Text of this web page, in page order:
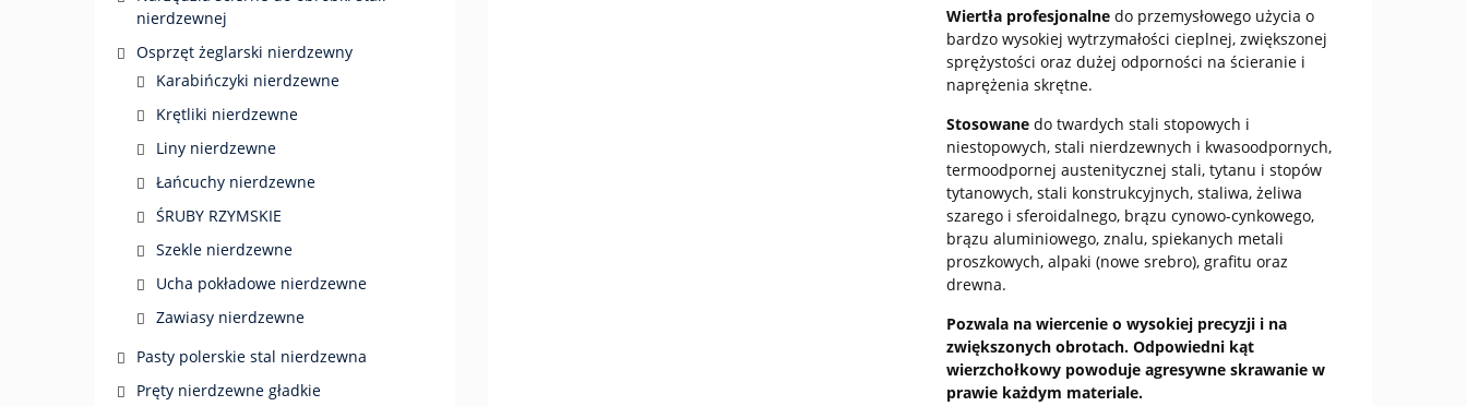
Wiertła profesjonalne do przemysłowego użycia o
bardzo wysokiej wytrzymałości cieplnej, zwiększonej
sprężystości oraz dużej odporności na ścieranie i
naprężenia skrętne.
Stosowane do twardych stali stopowych i
niestopowych, stali nierdzewnych i kwasoodpornych,
termoodpornej austenitycznej stali, tytanu i stopów
tytanowych, stali konstrukcyjnych, staliwa, żeliwa
szarego i sferoidalnego, brązu cynowo-cynkowego,
brązu aluminiowego, znalu, spiekanych metali
proszkowych, alpaki (nowe srebro), grafitu oraz
drewna.
Pozwala na wiercenie o wysokiej precyzji i na
zwiększonych obrotach. Odpowiedni kąt
wierzchołkowy powoduje agresywne skrawanie w
prawie każdym materiale.
nierdzewnej
Osprzęt żeglarski nierdzewny
Karabińczyki nierdzewne
Krętliki nierdzewne
Liny nierdzewne
Łańcuchy nierdzewne
ŚRUBY RZYMSKIE
Szekle nierdzewne
Ucha pokładowe nierdzewne
Zawiasy nierdzewne
Pasty polerskie stal nierdzewna
Pręty nierdzewne gładkie